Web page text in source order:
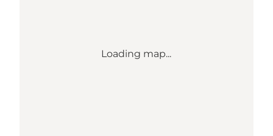
Loading map...